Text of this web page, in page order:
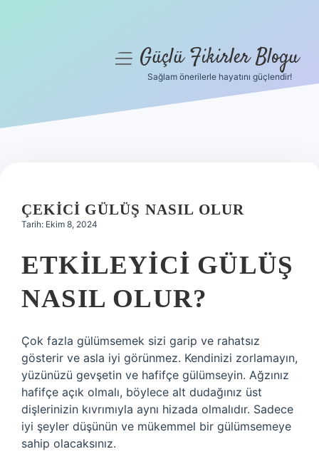
Hakkımızda
menüyüGüçlü Fikirler Blogu
Sağlam önerilerle hayatını güçlendir!
ÇEKICI GÜLÜŞ NASIL OLUR
Tarih: Ekim 8, 2024
ETKILEYICI GÜLÜŞ
NASIL OLUR?
Çok fazla gülümsemek sizi garip ve rahatsız
gösterir ve asla iyi görünmez. Kendinizi zorlamayın,
yüzünüzü gevşetin ve hafifçe gülümseyin. Ağzınız
hafifçe açık olmalı, böylece alt dudağınız üst
dişlerinizin kıvrımıyla aynı hizada olmalıdır. Sadece
iyi şeyler düşünün ve mükemmel bir gülümsemeye
sahip olacaksınız.